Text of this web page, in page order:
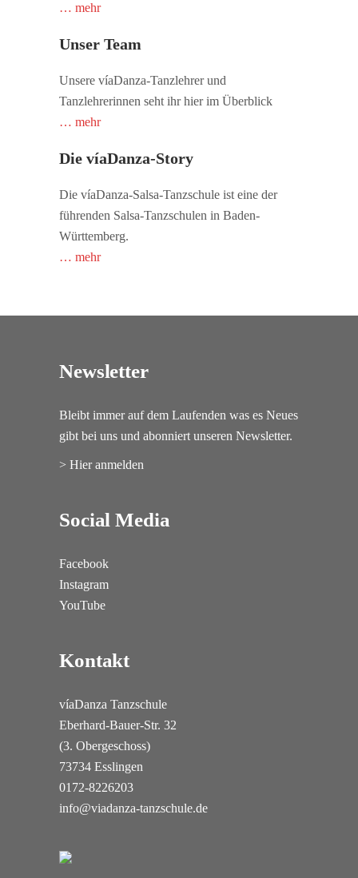
… mehr
Unser Team
Unsere víaDanza-Tanzlehrer und
Tanzlehrerinnen seht ihr hier im Überblick
… mehr
Die víaDanza-Story
Die víaDanza-Salsa-Tanzschule ist eine der
führenden Salsa-Tanzschulen in Baden-
Württemberg.
… mehr
Newsletter
Bleibt immer auf dem Laufenden was es Neues
gibt bei uns und abonniert unseren Newsletter.
> Hier anmelden
Social Media
Facebook
Instagram
YouTube
Kontakt
víaDanza Tanzschule
Eberhard-Bauer-Str. 32
(3. Obergeschoss)
73734 Esslingen
0172-8226203
info@viadanza-tanzschule.de